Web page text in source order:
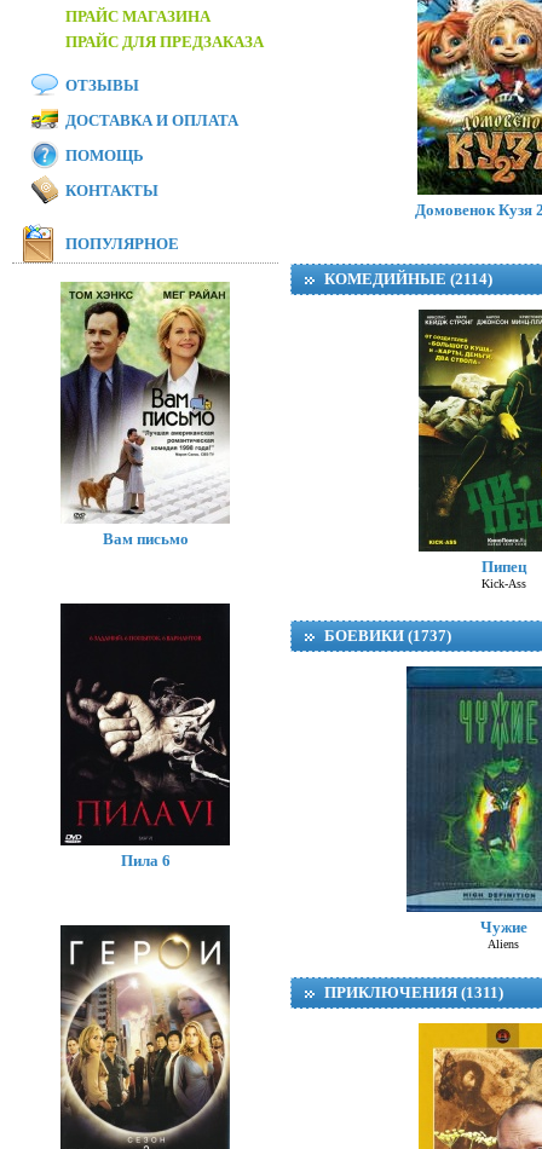
Модная братва
I Love Boosters
Домовенок Кузя
КОМЕДИЙНЫЕ (2114)
Пипец
Kick-Ass
БОЕВИКИ (1737)
Чужие
Aliens
ПРИКЛЮЧЕНИЯ (1311)
ПРАЙС МАГАЗИНА
ПРАЙС ДЛЯ ПРЕДЗАКАЗА
ОТЗЫВЫ
ДОСТАВКА И ОПЛАТА
ПОМОЩЬ
КОНТАКТЫ
ПОПУЛЯРНОЕ
Вам письмо
Пила 6